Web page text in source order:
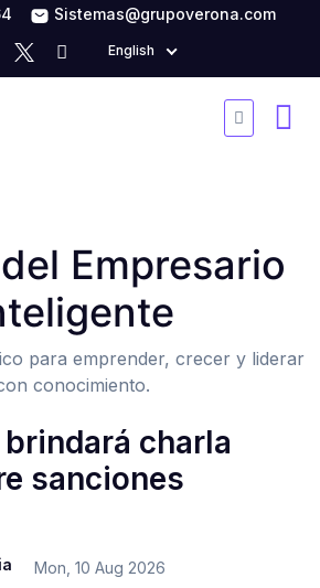
Sistemas@grupoverona.com
English
Empresario
para emprender, crecer y liderar
conocimiento.
brindará charla
sanciones
Mon, 10 Aug 2026